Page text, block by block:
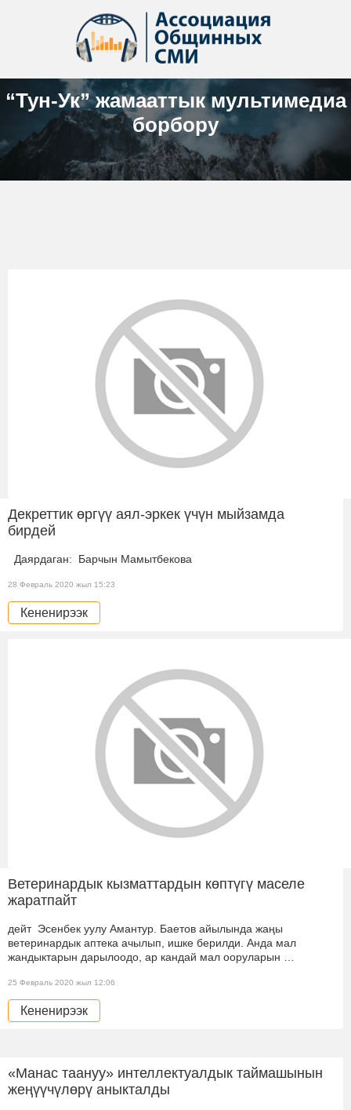
“Тун-Ук” жамааттык мультимедиа
борбору
Декреттик өргүү аял-эркек үчүн мыйзамда
бирдей
Даярдаган: Барчын Мамытбекова
28 Февраль 2020 жыл 15:23
Кененирээк
Ветеринардык кызматтардын көптүгү маселе
жаратпайт
дейт Эсенбек уулу Амантур. Баетов айылында жаңы
ветеринардык аптека ачылып, ишке берилди. Анда мал
жандыктарын дарылоодо, ар кандай мал ооруларын …
25 Февраль 2020 жыл 12:06
Кененирээк
«Манас таануу» интеллектуалдык таймашынын
жеңүүчүлөрү аныкталды